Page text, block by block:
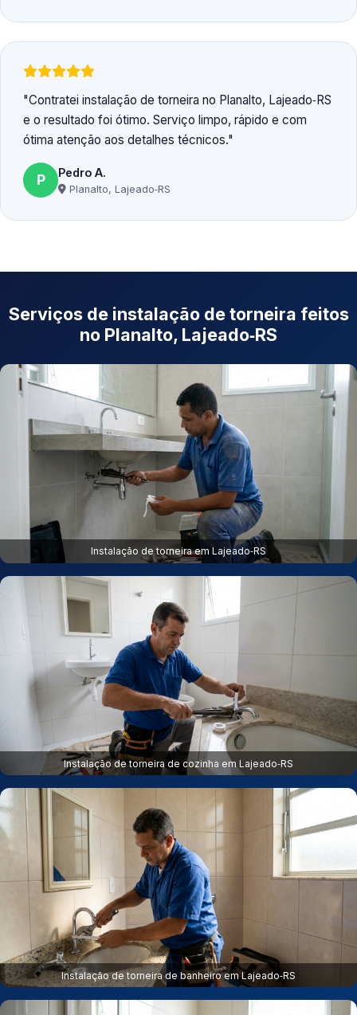
Contratei instalação de torneira no Planalto, Lajeado‑RS
e o resultado foi ótimo. Serviço limpo, rápido e com
ótima atenção aos detalhes técnicos.
P Pedro A.
Planalto, Lajeado‑RS
Serviços de instalação de torneira feitos
no Planalto, Lajeado‑RS
Instalação de torneira em Lajeado‑RS
Instalação de torneira de cozinha em Lajeado‑RS
Instalação de torneira de banheiro em Lajeado‑RS